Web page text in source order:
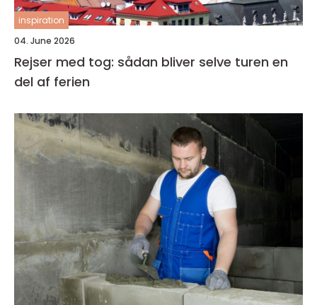
inspiration
04. June 2026
Rejser med tog: sådan bliver selve turen en
del af ferien